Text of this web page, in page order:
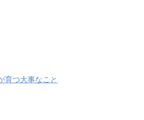
育つ大事なこと